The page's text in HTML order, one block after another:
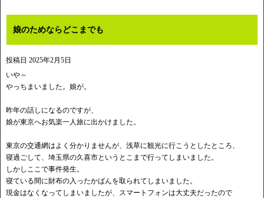
娘のためならどこまでも
投稿日 2025年2月5日
いや～
やっちまいました。娘が。
昨年の話しになるのですが、
娘が東京へお気楽一人旅に出かけました。
東京の交通網はよく分かりませんが、浅草に観光に行こうとしたところ、
寝過ごして、埼玉県の久喜市というとこまで行ってしまいました。
しかしここで事件発生。
寝ている間に財布の入ったかばんを取られてしまいました。
現金はなくなってしまいましたが、スマートフォンは大丈夫だったので